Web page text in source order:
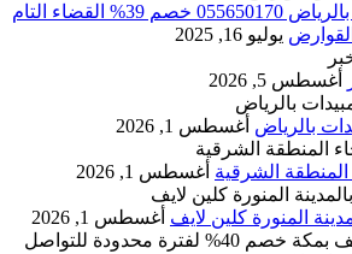
مكافحة حشرات بالرياض 055650170 خصم 39% القضاء التام
يوليو 16, 2025
أغسطس 5, 2026
بالرياض أغسطس 1, 2026
الشرقية أغسطس 1, 2026
المنورة كلين لايف أغسطس 1, 2026